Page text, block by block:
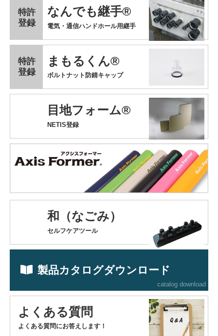
なんでも継手®
特許
登録
電気・通信ハンドホール用継手
まもるくん®
特許
登録
ボルトナット防錆キャップ
目地フォーム®
NETIS登録
和（なごみ）
セルフケアツール
製品カタログダウンロード
catalog download
よくある質問
よくある質問にお答えします！